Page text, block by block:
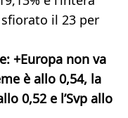
il 23 per
+Europa non va
è allo 0,54, la
0,52 e l’Svp allo